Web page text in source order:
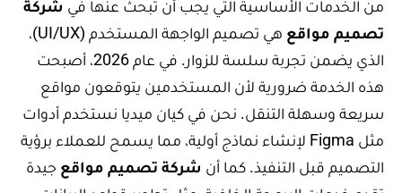
من الخدمات الأساسية التي يجب أن تبحث عنها في شركة
تصميم مواقع
هي تصميم الواجهة المستخدم (UI/UX)،
الذي يضمن تجربة سلسة للزوار. في عام 2026، أصبحت
هذه الخدمة ضرورية لأن المستخدمين يتوقعون مواقع
سريعة وسهلة التنقل. نحن في كيان ميديا نستخدم أدوات
مثل Figma لإنشاء نماذج أولية، مما يسمح للعملاء برؤية
التصميم قبل التنفيذ. كما أن شركة تصميم مواقع جيدة